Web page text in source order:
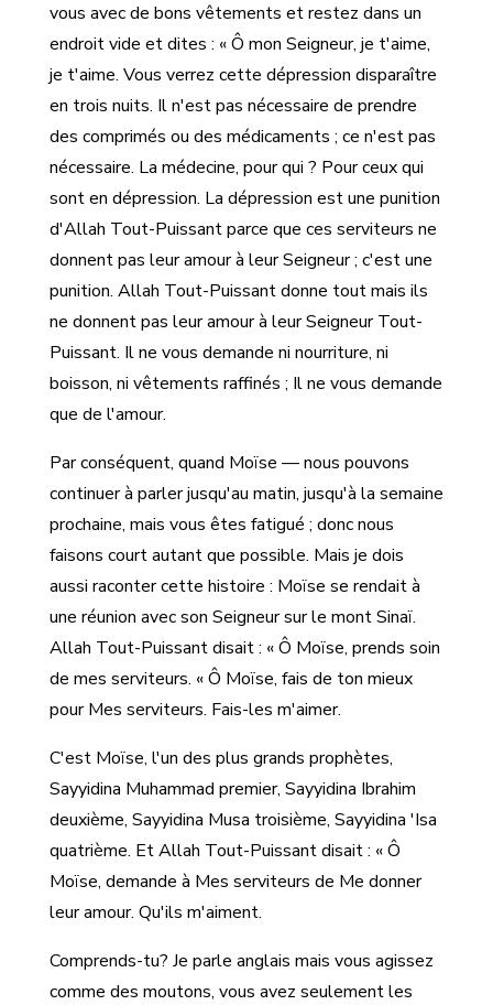
vous avec de bons vêtements et restez dans un
endroit vide et dites : « Ô mon Seigneur, je t'aime,
je t'aime. Vous verrez cette dépression disparaître
en trois nuits. Il n'est pas nécessaire de prendre
des comprimés ou des médicaments ; ce n'est pas
nécessaire. La médecine, pour qui ? Pour ceux qui
sont en dépression. La dépression est une punition
d'Allah Tout-Puissant parce que ces serviteurs ne
donnent pas leur amour à leur Seigneur ; c'est une
punition. Allah Tout-Puissant donne tout mais ils
ne donnent pas leur amour à leur Seigneur Tout-
Puissant. Il ne vous demande ni nourriture, ni
boisson, ni vêtements raffinés ; Il ne vous demande
que de l'amour.
Par conséquent, quand Moïse — nous pouvons
continuer à parler jusqu'au matin, jusqu'à la semaine
prochaine, mais vous êtes fatigué ; donc nous
faisons court autant que possible. Mais je dois
aussi raconter cette histoire : Moïse se rendait à
une réunion avec son Seigneur sur le mont Sinaï.
Allah Tout-Puissant disait : « Ô Moïse, prends soin
de mes serviteurs. « Ô Moïse, fais de ton mieux
pour Mes serviteurs. Fais-les m'aimer.
C'est Moïse, l'un des plus grands prophètes,
Sayyidina Muhammad premier, Sayyidina Ibrahim
deuxième, Sayyidina Musa troisième, Sayyidina 'Isa
quatrième. Et Allah Tout-Puissant disait : « Ô
Moïse, demande à Mes serviteurs de Me donner
leur amour. Qu'ils m'aiment.
Comprends-tu? Je parle anglais mais vous agissez
comme des moutons, vous avez seulement les